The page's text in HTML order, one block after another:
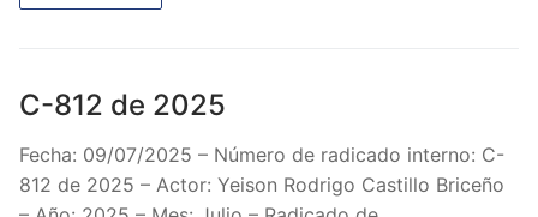
C-812 de 2025
Fecha: 09/07/2025 – Número de radicado interno: C-
812 de 2025 – Actor: Yeison Rodrigo Castillo Briceño